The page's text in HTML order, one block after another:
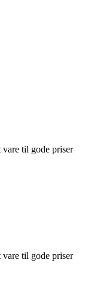
til gode priser
til gode priser